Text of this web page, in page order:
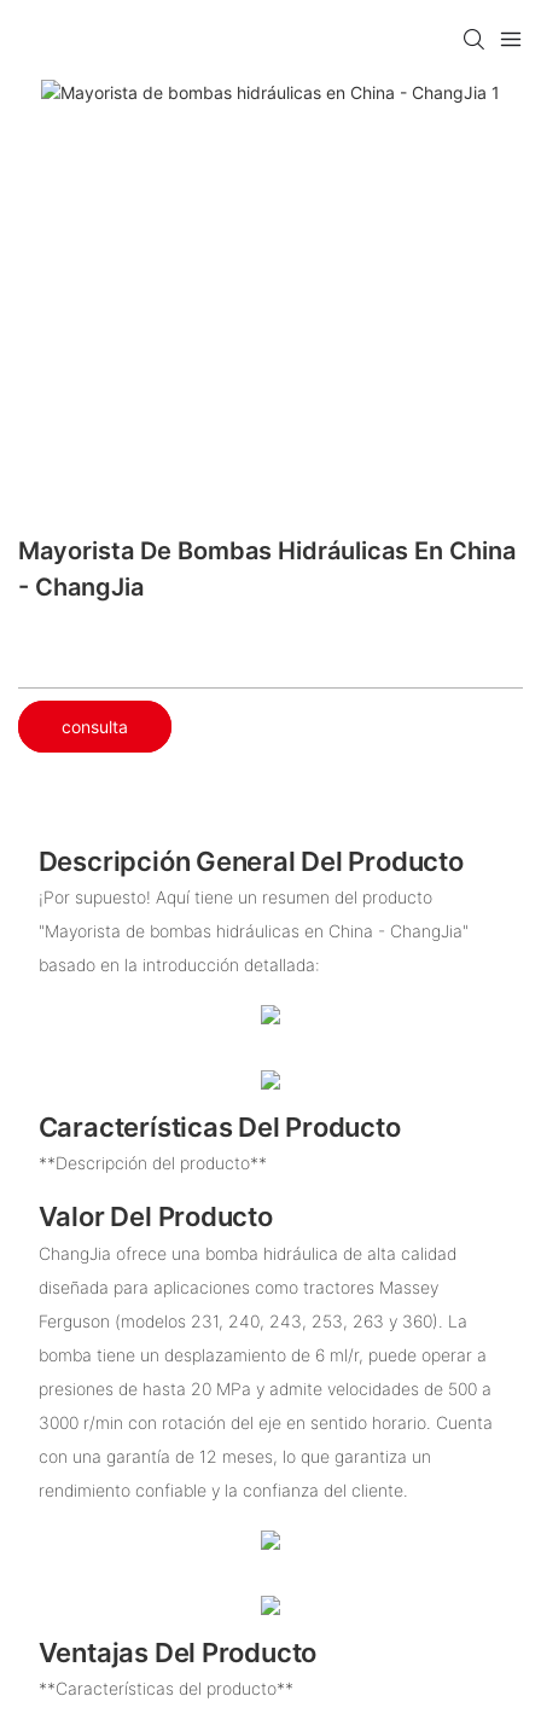
Mayorista De Bombas Hidráulicas En China
- ChangJia
consulta
Descripción General Del Producto
¡Por supuesto! Aquí tiene un resumen del producto
"Mayorista de bombas hidráulicas en China - ChangJia"
basado en la introducción detallada:
Características Del Producto
**Descripción del producto**
Valor Del Producto
ChangJia ofrece una bomba hidráulica de alta calidad
diseñada para aplicaciones como tractores Massey
Ferguson (modelos 231, 240, 243, 253, 263 y 360). La
bomba tiene un desplazamiento de 6 ml/r, puede operar a
presiones de hasta 20 MPa y admite velocidades de 500 a
3000 r/min con rotación del eje en sentido horario. Cuenta
con una garantía de 12 meses, lo que garantiza un
rendimiento confiable y la confianza del cliente.
Ventajas Del Producto
**Características del producto**